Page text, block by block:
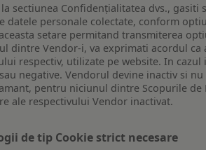
la sectiunea Confidențialitatea dvs.,
datele personale colectate, conform
setare permitand transmiterea
dintre Vendor-i, va exprimati acordul
respectiv, utilizate pe website. In
negative. Vendorul devine inactiv si
pentru niciunul dintre Scopurile de
ale respectivului Vendor inactivat.
de tip Cookie strict necesare